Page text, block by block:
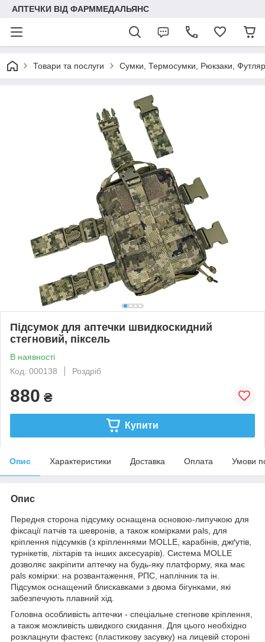
АПТЕЧКИ ВІД ФАРММЕДАЛЬЯНС
Товари та послуги Сумки, Термосумки, Рюкзаки,
Підсумок для аптечки швидкоскидний
стегновий, піксель
В наявності
Код: 000138
Роздріб
880 ₴
Купити
Опис Характеристики Доставка Оплата Умови
Опис
Передня сторона підсумку оснащена основою-липучкою для
фіксації патчів та шевронів, а також комірками pals, для
кріплення підсумків (з кріпленнями MOLLE, карабінів, джґутів,
турнікетів, ліхтарів та інших аксесуарів). Система MOLLE
дозволяє закріпити аптечку на будь-яку платформу, яка має
pals комірки: на розвантаження, РПС, наплічник та ін.
Підсумок оснащений блискавками з двома бігунками, які
забезпечують плавний хід.
Головна особливість аптечки - спеціальне стегнове кріплення,
а також можливість швидкого скидання. Для цього необхідно
розклацнути фастекс (пластикову засувку) на лицевій стороні